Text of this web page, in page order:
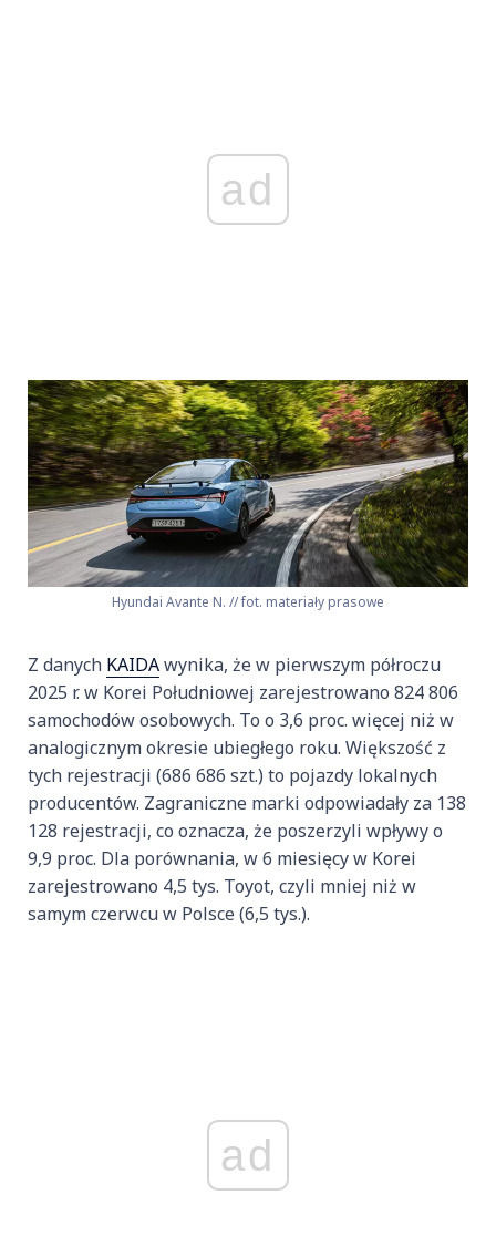
ad
Hyundai Avante N. // fot. materiały prasowe
Z danych KAIDAwynika, że w pierwszym półroczu
2025 r. w Korei Południowej zarejestrowano 824 806
samochodów osobowych. To o 3,6 proc. więcej niż w
analogicznym okresie ubiegłego roku. Większość z
tych rejestracji (686 686 szt.) to pojazdy lokalnych
producentów. Zagraniczne marki odpowiadały za 138
128 rejestracji, co oznacza, że poszerzyli wpływy o
9,9 proc. Dla porównania, w 6 miesięcy w Korei
zarejestrowano 4,5 tys. Toyot, czyli mniej niż w
samym czerwcu w Polsce (6,5 tys.).
ad